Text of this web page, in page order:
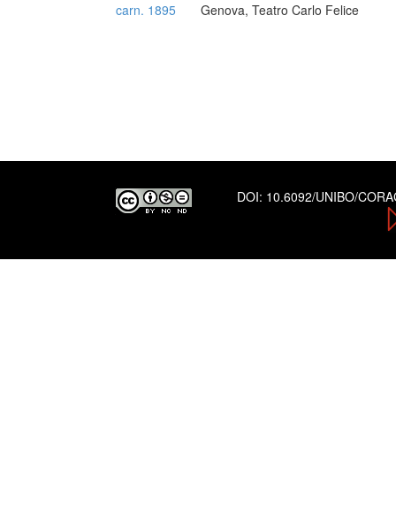
carn. 1895
Genova, Teatro Carlo Felice
DOI: 10.6092/UNIBO/